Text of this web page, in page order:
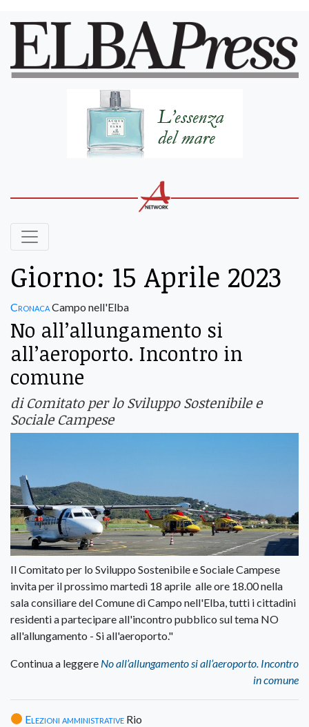
Giorno: 15 Aprile 2023
CronacaCampo nell'Elba
No all’allungamento si
all’aeroporto. Incontro in
comune
di Comitato per lo Sviluppo Sostenibile e
Sociale Campese
Il Comitato per lo Sviluppo Sostenibile e Sociale Campese
invita per il prossimo martedì 18 aprile alle ore 18.00 nella
sala consiliare del Comune di Campo nell'Elba, tutti i cittadini
residenti a partecipare all'incontro pubblico sul tema NO
all'allungamento - Si all'aeroporto."
Continua a leggere No all’allungamento si all’aeroporto. Incontro
in comune
Elezioni amministrative Rio